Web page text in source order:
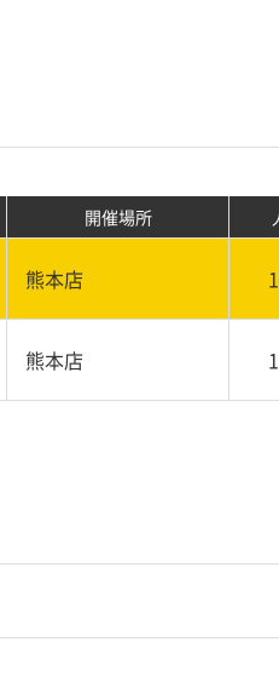
開催場所
熊本店
熊本店